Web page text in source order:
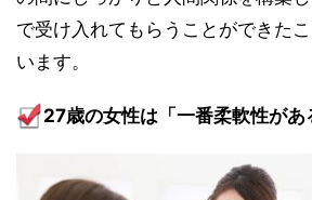
で受け入れてもらうことができた
います。
27歳の女性は「一番柔軟性があ